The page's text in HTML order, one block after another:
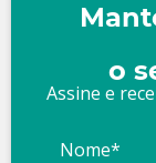
o
Assine e
Nome*